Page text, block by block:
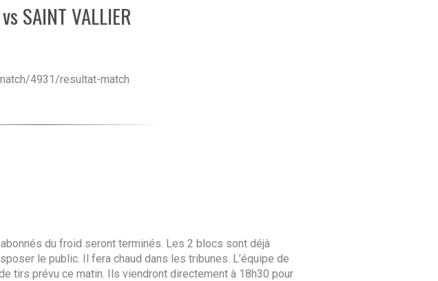
SAINT VALLIER
4931/resultat-match
du froid seront terminés. Les 2 blocs sont déjà
le public. Il fera chaud dans les tribunes. L’équipe de
tirs prévu ce matin. Ils viendront directement à 18h30 pour